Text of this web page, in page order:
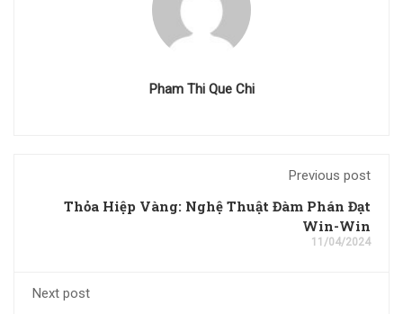
Pham Thi Que Chi
Previous post
Thỏa Hiệp Vàng: Nghệ Thuật Đàm Phán Đạt
Win-Win
11/04/2024
Next post